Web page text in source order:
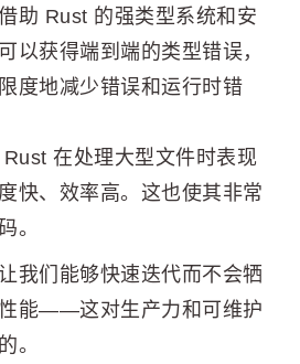
助 Rust 的强类型系统和安
以获得端到端的类型错误，
度地减少错误和运行时错
在处理大型文件时表现
快、效率高。这也使其非常
。
我们能够快速迭代而不会牺
能——这对生产力和可维护
。